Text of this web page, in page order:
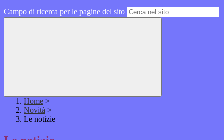
Campo di ricerca per le pagine del sito
Home >
Novità >
Le notizie